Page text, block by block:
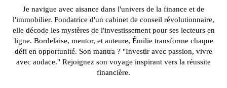
Je navigue avec aisance dans l'univers de la finance et de
l'immobilier. Fondatrice d'un cabinet de conseil révolutionnaire,
elle décode les mystères de l'investissement pour ses lecteurs en
ligne. Bordelaise, mentor, et auteure, Émilie transforme chaque
défi en opportunité. Son mantra ? "Investir avec passion, vivre
avec audace." Rejoignez son voyage inspirant vers la réussite
financière.